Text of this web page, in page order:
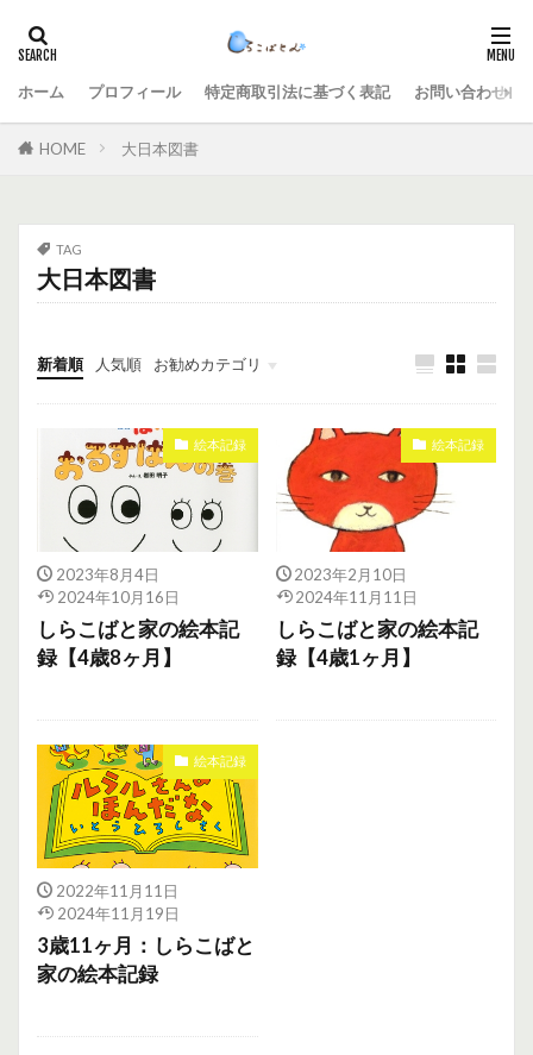
ホーム プロフィール 特定商取引法に基づく表記 お問い合わせ
HOME 大日本図書
TAG
大日本図書
新着順 人気順 お勧めカテゴリ
未分類
絵本記録
2023年8月4日
2024年10月16日
しらこばと家の絵本記
録【4歳8ヶ月】
絵本記録
2023年2月10日
2024年11月11日
しらこばと家の絵本記
録【4歳1ヶ月】
絵本記録
2022年11月11日
2024年11月19日
3歳11ヶ月：しらこばと
家の絵本記録